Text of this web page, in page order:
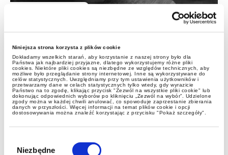
Niniejsza strona korzysta z plików cookie
Dokładamy wszelkich starań, aby korzystanie z naszej strony było dla
Państwa jak najbardziej przyjazne, dlatego wykorzystujemy różne pliki
cookies. Niektóre pliki cookies są niezbędne ze względów technicznych, aby
możliwe było przeglądanie strony internetowej. Inne są wykorzystywane do
celów statystycznych. Uwzględniamy przy tym ustawienia użytkowników i
przetwarzamy dane w celach statystycznych tylko wtedy, gdy wyrazicie
Państwo na to zgodę, klikając przycisk "Zezwól na wszystkie pliki cookie" lub
dokonując odpowiednich wyborów po kliknięciu „Zezwól na wybór”. Udzielone
zgody można w każdej chwili anulować, co spowoduje zaprzestanie zbierania
danych w przyszłości. Więcej informacji na temat plików cookie i opcji
dostosowywania można znaleźć korzystając z przycisku "Pokaż szczegóły".
zgody
Niezbędne
Reprezentowaliśmy naszego
klienta przez KIO i przed sądem -
Sąd oddalił skargę strony
przeciwnej